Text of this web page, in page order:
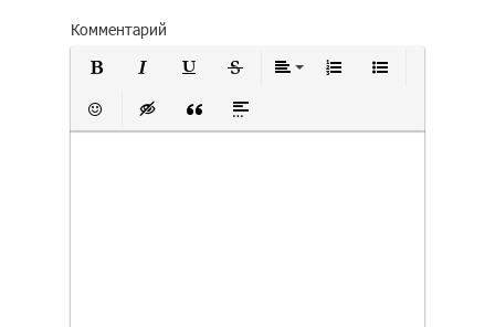
Комментарий
Полужирный
Вставить смайлик
Вставка скрытого текста
Вставка цитаты
Вставка спойлера